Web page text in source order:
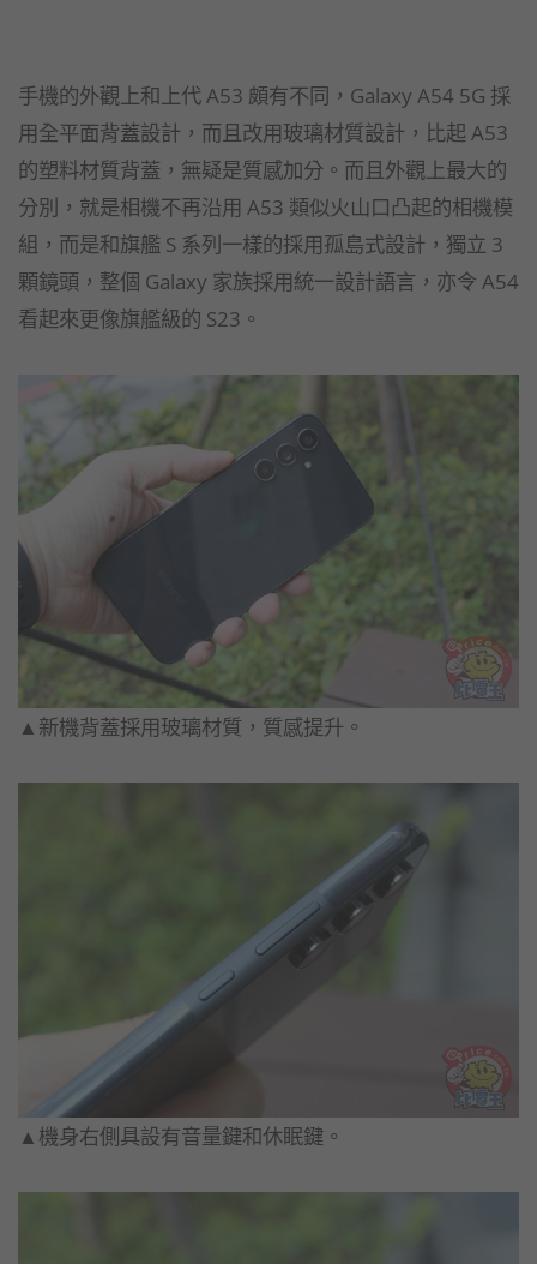
手機的外觀上和上代 A53 頗有不同，Galaxy A54 5G 採
用全平面背蓋設計，而且改用玻璃材質設計，比起 A53
的塑料材質背蓋，無疑是質感加分。而且外觀上最大的
分別，就是相機不再沿用 A53 類似火山口凸起的相機模
組，而是和旗艦 S 系列一樣的採用孤島式設計，獨立 3
顆鏡頭，整個 Galaxy 家族採用統一設計語言，亦令 A54
看起來更像旗艦級的 S23。
▲新機背蓋採用玻璃材質，質感提升。
▲機身右側具設有音量鍵和休眠鍵。